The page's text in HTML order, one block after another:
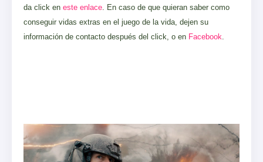
da click en este enlace. En caso de que quieran saber como
conseguir vidas extras en el juego de la vida, dejen su
información de contacto después del click, o en Facebook.